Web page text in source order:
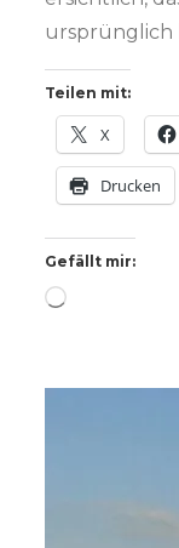
ursprünglich
Teilen mit:
X
Drucken
Gefällt mir:
Wird